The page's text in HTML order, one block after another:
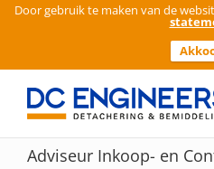
Door gebruik te maken van de
Ga
inhoud
Adviseur Inkoop- en